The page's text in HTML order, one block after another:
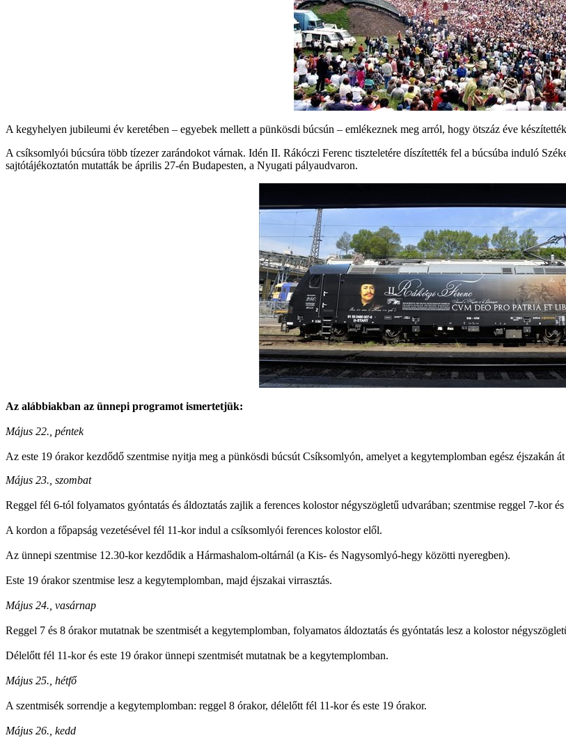
A kegyhelyen jubileumi év keretében – egyebek mellett a pünkösdi búcsún – emlékeznek meg arról, hogy ötszáz éve
A csíksomlyói búcsúra több tízezer zarándokot várnak. Idén II. Rákóczi Ferenc tiszteletére díszítették fel a búcsúba induló
sajtótájékoztatón mutatták be április 27-én Budapesten, a Nyugati pályaudvaron.
Az alábbiakban az ünnepi programot ismertetjük:
Május 22., péntek
Az este 19 órakor kezdődő szentmise nyitja meg a pünkösdi búcsút Csíksomlyón, amelyet a kegytemplomban egész éjszakán
Május 23., szombat
Reggel fél 6-tól folyamatos gyóntatás és áldoztatás zajlik a ferences kolostor négyszögletű udvarában; szentmise reggel 7-kor
A kordon a főpapság vezetésével fél 11-kor indul a csíksomlyói ferences kolostor elől.
Az ünnepi szentmise 12.30-kor kezdődik a Hármashalom-oltárnál (a Kis- és Nagysomlyó-hegy közötti nyeregben).
Este 19 órakor szentmise lesz a kegytemplomban, majd éjszakai virrasztás.
Május 24., vasárnap
Reggel 7 és 8 órakor mutatnak be szentmisét a kegytemplomban, folyamatos áldoztatás és gyóntatás lesz a kolostor
Délelőtt fél 11-kor és este 19 órakor ünnepi szentmisét mutatnak be a kegytemplomban.
Május 25., hétfő
A szentmisék sorrendje a kegytemplomban: reggel 8 órakor, délelőtt fél 11-kor és este 19 órakor.
Május 26., kedd